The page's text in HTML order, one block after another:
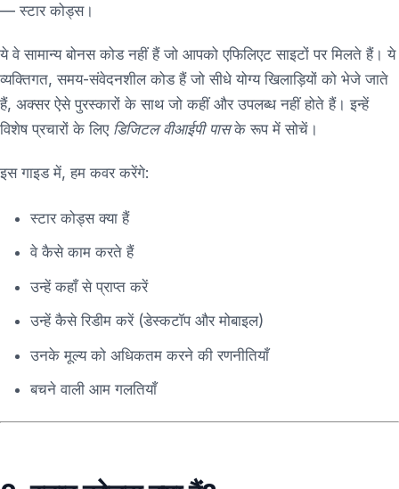
— स्टार कोड्स।
ये वे सामान्य बोनस कोड नहीं हैं जो आपको एफिलिएट साइटों पर मिलते हैं। ये
व्यक्तिगत, समय-संवेदनशील कोड हैं जो सीधे योग्य खिलाड़ियों को भेजे जाते
हैं, अक्सर ऐसे पुरस्कारों के साथ जो कहीं और उपलब्ध नहीं होते हैं। इन्हें
विशेष प्रचारों के लिए डिजिटल वीआईपी पासके रूप में सोचें।
इस गाइड में, हम कवर करेंगे:
स्टार कोड्स क्या हैं
वे कैसे काम करते हैं
उन्हें कहाँ से प्राप्त करें
उन्हें कैसे रिडीम करें (डेस्कटॉप और मोबाइल)
उनके मूल्य को अधिकतम करने की रणनीतियाँ
बचने वाली आम गलतियाँ